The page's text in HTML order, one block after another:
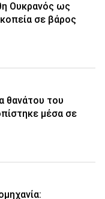
Ουκρανός ως
σε βάρος
θανάτου του
μέσα σε